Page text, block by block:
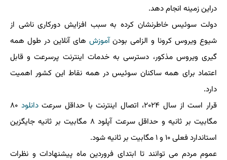
دراین زمینه انجام دهد.
دولت سوئیس خاطرنشان کرده به سبب افزایش دورکاری ناشی از
شیوع ویروس کرونا و الزامی بودنآموزش های آنلاین در طول همه
گیری ویروس مذکور، دسترسی به خدمات اینترنت پرسرعت و قابل
اعتماد برای همه ساکنان سوئیس در همه نقاط این کشور اهمیت
دارد.
قرار است از سال ۲۰۲۴، اتصال اینترنت با حداقل سرعت
دانلود ۸۰
مگابیت بر ثانیه و حداقل سرعت آپلود ۸ مگابیت بر ثانیه جایگزین
استاندارد فعلی ۱۰ و ۱ مگابیت بر ثانیه شود.
عموم مردم می توانند تا ابتدای فروردین ماه پیشنهادات و نظرات